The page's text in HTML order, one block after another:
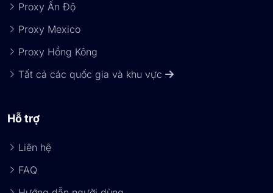
Proxy Ấn Độ
Proxy Mexico
Proxy Hồng Kông
Tất cả các quốc gia và khu vực
Hỗ trợ
Liên hệ
FAQ